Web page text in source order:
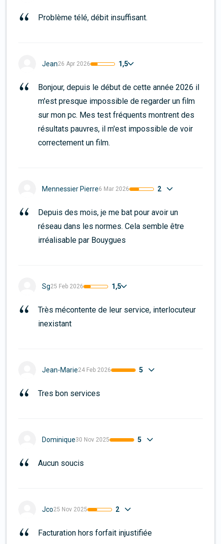
Problème télé, débit insuffisant.
Jean26 Apr 2026 1,5
Bonjour, depuis le début de cette année 2026 il
m'est presque impossible de regarder un film
sur mon pc. Mes test fréquents montrent des
résultats pauvres, il m'est impossible de voir
correctement un film.
Mennessier Pierre6 Mar 2026 2
Depuis des mois, je me bat pour avoir un
réseau dans les normes. Cela semble être
irréalisable par Bouygues
Sg25 Feb 2026 1,5
Très mécontente de leur service, interlocuteur
inexistant
Jean-Marie24 Feb 2026 5
Tres bon services
Dominique30 Nov 2025 5
Aucun soucis
Jco25 Nov 2025 2
Facturation hors forfait injustifiée